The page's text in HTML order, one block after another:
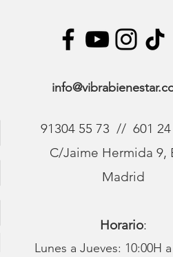
91304 55 73 // 601 24
C/Jaime Hermida 9,
Madrid
Horario:
Lunes a Jueves: 10:00H